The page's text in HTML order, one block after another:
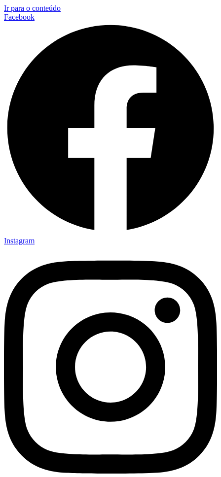
Ir para o conteúdo
Facebook
Instagram